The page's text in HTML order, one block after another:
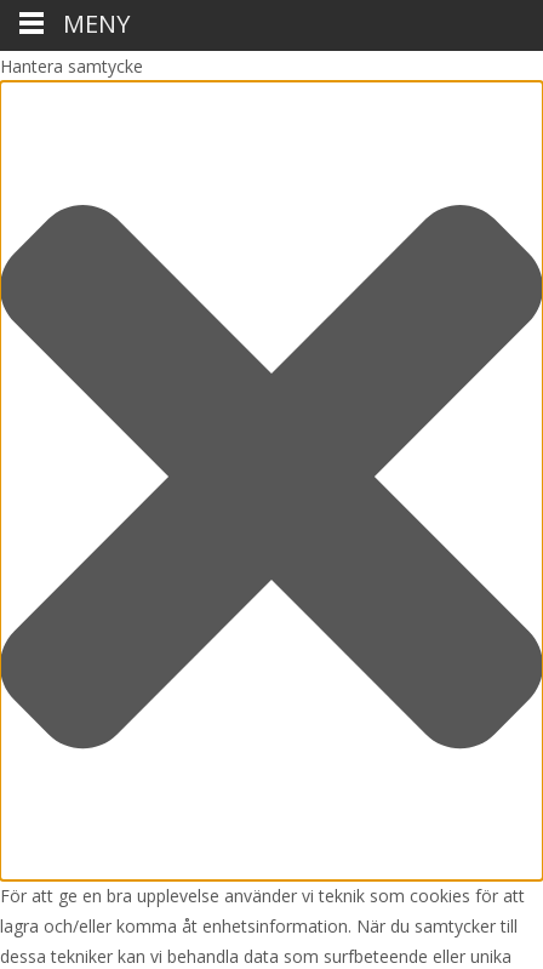
Hantera samtycke
För att ge en bra upplevelse använder vi teknik som cookies för att
lagra och/eller komma åt enhetsinformation. När du samtycker till
dessa tekniker kan vi behandla data som surfbeteende eller unika
MENY